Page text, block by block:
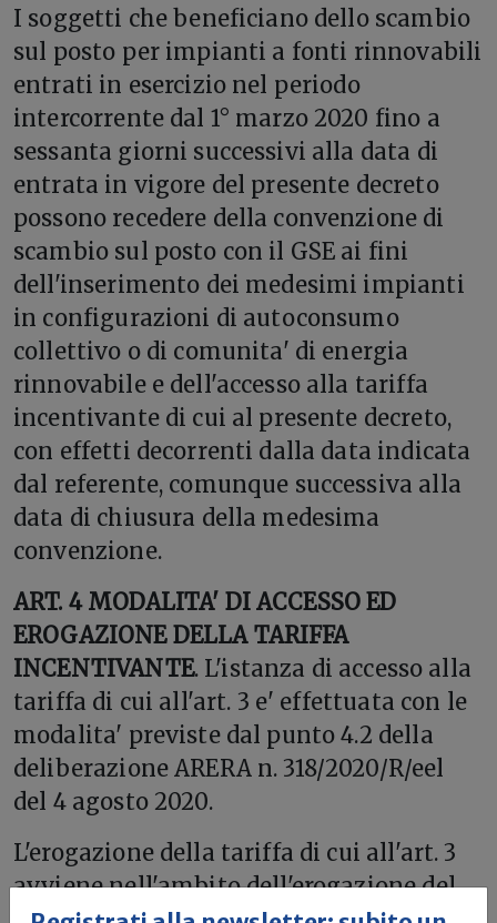
I soggetti che beneficiano dello scambio
sul posto per impianti a fonti rinnovabili
entrati in esercizio nel periodo
intercorrente dal 1° marzo 2020 fino a
sessanta giorni successivi alla data di
entrata in vigore del presente decreto
possono recedere della convenzione di
scambio sul posto con il GSE ai fini
dell'inserimento dei medesimi impianti
in configurazioni di autoconsumo
collettivo o di comunita' di energia
rinnovabile e dell'accesso alla tariffa
incentivante di cui al presente decreto,
con effetti decorrenti dalla data indicata
dal referente, comunque successiva alla
data di chiusura della medesima
convenzione.
ART. 4 MODALITA' DI ACCESSO ED
EROGAZIONE DELLA TARIFFA
INCENTIVANTE. L'istanza di accesso alla
tariffa di cui all'art. 3 e' effettuata con le
modalita' previste dal punto 4.2 della
deliberazione ARERA n. 318/2020/R/eel
del 4 agosto 2020.
L'erogazione della tariffa di cui all'art. 3
avviene nell'ambito dell'erogazione del